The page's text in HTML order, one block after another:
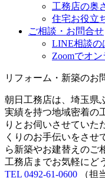
工務店の奥
住宅お役立
ご相談・お問合せ
LINE相談の
Zoomでオ
リフォーム・新築のお
朝日工務店は、埼玉県
実績を持つ地域密着の
りとお伺いさせていた
くりのお手伝いをさせ
ら新築やお建替えのご
工務店までお気軽にど
TEL 0492-61-0600 （担